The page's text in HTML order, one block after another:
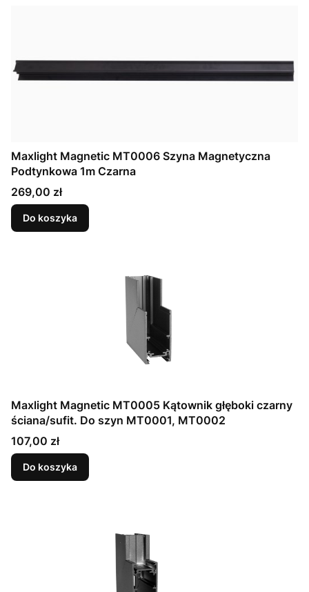
Maxlight Magnetic MT0006 Szyna Magnetyczna
Podtynkowa 1m Czarna
Cena
269,00 zł
Do koszyka
Maxlight Magnetic MT0005 Kątownik głęboki czarny
ściana/sufit. Do szyn MT0001, MT0002
Cena
107,00 zł
Do koszyka